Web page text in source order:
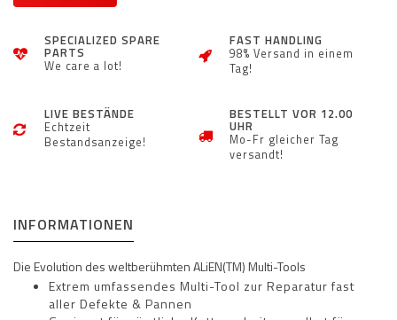
SPECIALIZED SPARE
PARTS
We care a lot!
FAST HANDLING
98% Versand in einem
Tag!
LIVE BESTÄNDE
Echtzeit
Bestandsanzeige!
BESTELLT VOR 12.00
UHR
Mo-Fr gleicher Tag
versandt!
INFORMATIONEN
Die Evolution des weltberühmten ALiEN(TM) Multi-Tools
Extrem umfassendes Multi-Tool zur Reparatur fast
aller Defekte & Pannen